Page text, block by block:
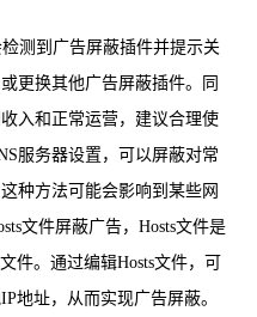
测到广告屏蔽插件并提示关
更换其他广告屏蔽插件。同
入和正常运营，建议合理使
服务器设置，可以屏蔽对常
种方法可能会影响到某些网
文件屏蔽广告，Hosts文件是
件。通过编辑Hosts文件，可
地址，从而实现广告屏蔽。